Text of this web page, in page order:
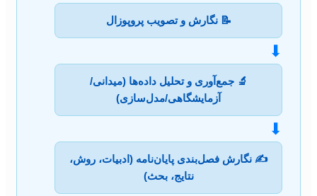
📝 نگارش و تصویب پروپوزال
⬇
🔬 جمع‌آوری و تحلیل داده‌ها (میدانی/
آزمایشگاهی/مدل‌سازی)
⬇
✍️ نگارش فصل‌بندی پایان‌نامه (ادبیات، روش،
نتایج، بحث)